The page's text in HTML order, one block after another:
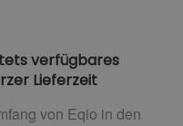
verfügbares
Lieferzeit
von Eqio in den